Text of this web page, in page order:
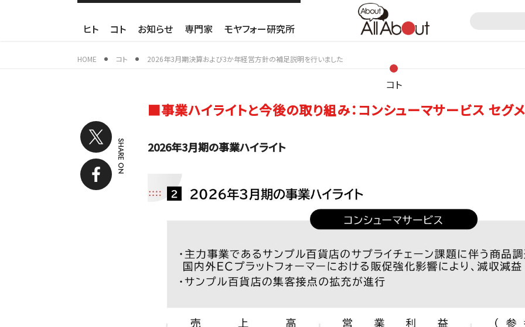
ヒト コト お知らせ 専門家 モヤフォー研究所
HOME コト 2026年3月期決算および3か年経営方針の補足説明を行いました
コト
SHARE ON
■事業ハイライトと今後の取り組み：コンシューマサービス セグ
2026年3月期の事業ハイライト